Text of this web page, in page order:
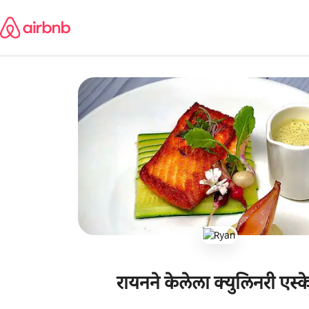
जा
रायनने केलेला क्युलिनरी